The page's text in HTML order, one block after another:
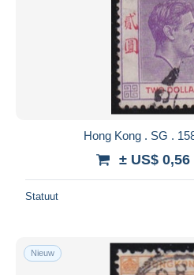
Hong Kong . SG .
± US$ 0,56
Statuut
Nieuw